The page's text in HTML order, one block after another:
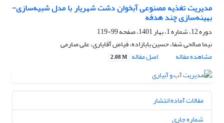
مدیریت تغذیه مصنوعی آبخوان دشت شهریار با مدل شبیه‌سازی-
بهینه‌سازی چند هدفه
دوره 12، شماره 1، بهار 1401، صفحه
99-119
نیما صالحی شفا، حسین بابازاده، فیاض آقایاری، علی صارمی
مشاهده مقاله
اصل مقاله 2.08 M
مقالات آماده انتشار
شماره جاری